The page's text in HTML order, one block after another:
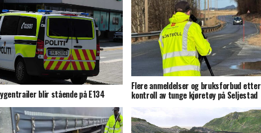
blir stående på E134
Flere anmeldelser og bruksforbud etter
kontroll av tunge kjøretøy på Seljestad